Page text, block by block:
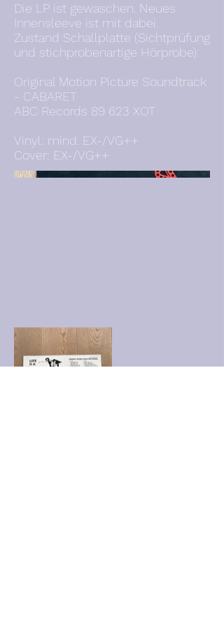
Die LP ist gewaschen. Neues
Innensleeve ist mit dabei.
Zustand Schallplatte (Sichtprüfung
und stichprobenartige Hörprobe):
Original Motion Picture Soundtrack
- CABARET
ABC Records 89 623 XOT
Vinyl: mind. EX-/VG++
Cover: EX-/VG++